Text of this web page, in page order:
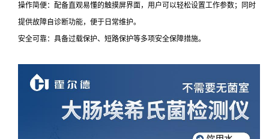
操作简便：配备直观易懂的触摸屏界面，用户可以轻松设置工作参数；同时
提供故障自诊断功能，便于日常维护。
安全可靠：具备过载保护、短路保护等多项安全保障措施。